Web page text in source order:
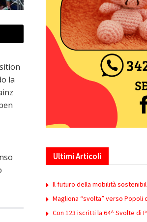
la
Ultimi Articoli
Il futuro della mobilità
Magliona “svolta” verso Popoli
Con 123 iscritti la 64^ Svolte di